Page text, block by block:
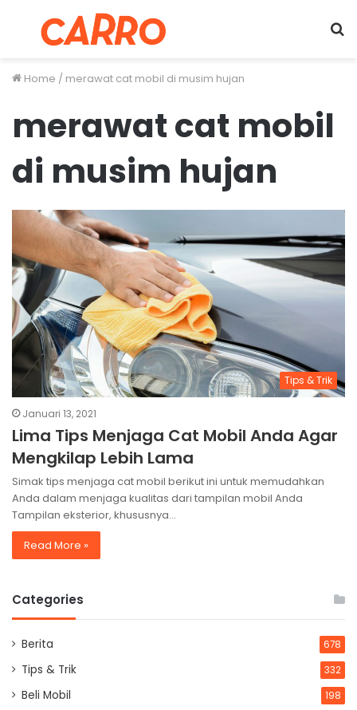
Menu
Home / merawat cat mobil di musim hujan
merawat cat mobil
di musim hujan
Tips & Trik
Januari 13, 2021
Lima Tips Menjaga Cat Mobil Anda Agar
Mengkilap Lebih Lama
Simak tips menjaga cat mobil berikut ini untuk memudahkan
Anda dalam menjaga kualitas dari tampilan mobil Anda
Tampilan eksterior, khususnya…
Read More »
Categories
Berita 678
Tips & Trik 332
Beli Mobil 198